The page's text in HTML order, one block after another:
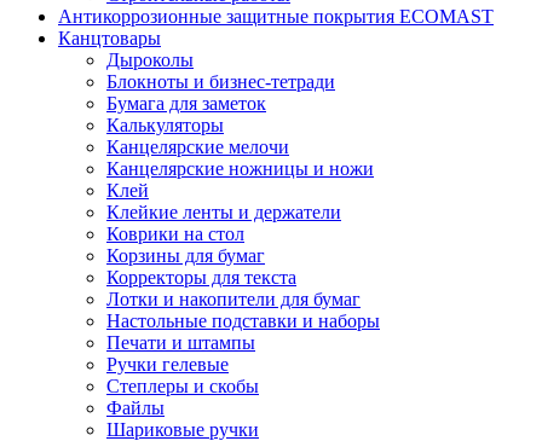
Антикоррозионные защитные покрытия ECOMAST
Канцтовары
Дыроколы
Блокноты и бизнес-тетради
Бумага для заметок
Калькуляторы
Канцелярские мелочи
Канцелярские ножницы и ножи
Клей
Клейкие ленты и держатели
Коврики на стол
Корзины для бумаг
Корректоры для текста
Лотки и накопители для бумаг
Настольные подставки и наборы
Печати и штампы
Ручки гелевые
Степлеры и скобы
Файлы
Шариковые ручки